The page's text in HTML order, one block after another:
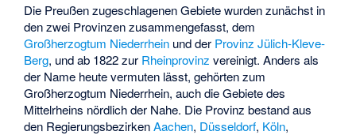
Die Preußen zugeschlagenen Gebiete wurden zunächst in
den zwei Provinzen zusammengefasst, dem
Großherzogtum Niederrhein und der Provinz Jülich-Kleve-
Berg, und ab 1822 zur Rheinprovinz vereinigt. Anders als
der Name heute vermuten lässt, gehörten zum
Großherzogtum Niederrhein, auch die Gebiete des
Mittelrheins nördlich der Nahe. Die Provinz bestand aus
den RegierungsbezirkenAachen, Düsseldorf, Köln,